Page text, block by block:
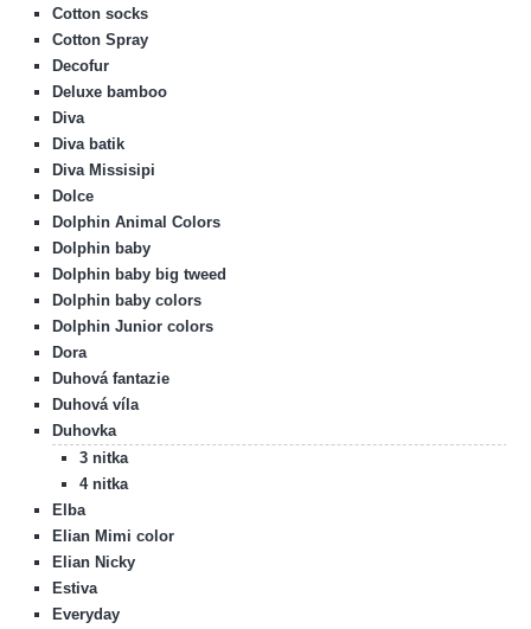
Cotton socks
Cotton Spray
Decofur
Deluxe bamboo
Diva
Diva batik
Diva Missisipi
Dolce
Dolphin Animal Colors
Dolphin baby
Dolphin baby big tweed
Dolphin baby colors
Dolphin Junior colors
Dora
Duhová fantazie
Duhová víla
Duhovka
3 nitka
4 nitka
Elba
Elian Mimi color
Elian Nicky
Estiva
Everyday